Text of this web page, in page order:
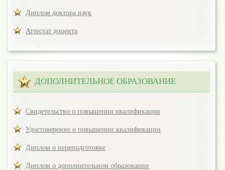
Диплом доктора наук
Аттестат доцента
ДОПОЛНИТЕЛЬНОЕ ОБРАЗОВАНИЕ
Свидетельство о повышении квалификации
Удостоверение о повышении квалификации
Диплом о переподготовке
Диплом о дополнительном образовании